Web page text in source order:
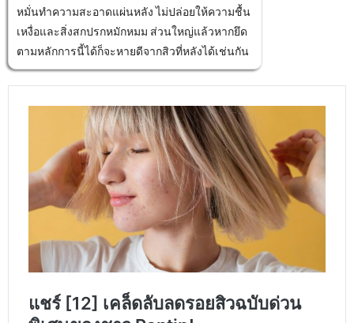
หมั่นทำความสะอาดแผ่นหลัง ไม่ปล่อยให้ความชื้น
เหงื่อและสิ่งสกปรกหมักหมม ส่วนใหญ่แล้วหากยึด
ตามหลักการนี้ได้ก็จะหายดีจากสิวที่หลังได้เช่นกัน